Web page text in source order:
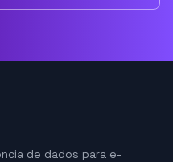
de dados para e-